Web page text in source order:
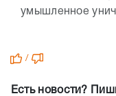
умышленное
/
Есть новости?